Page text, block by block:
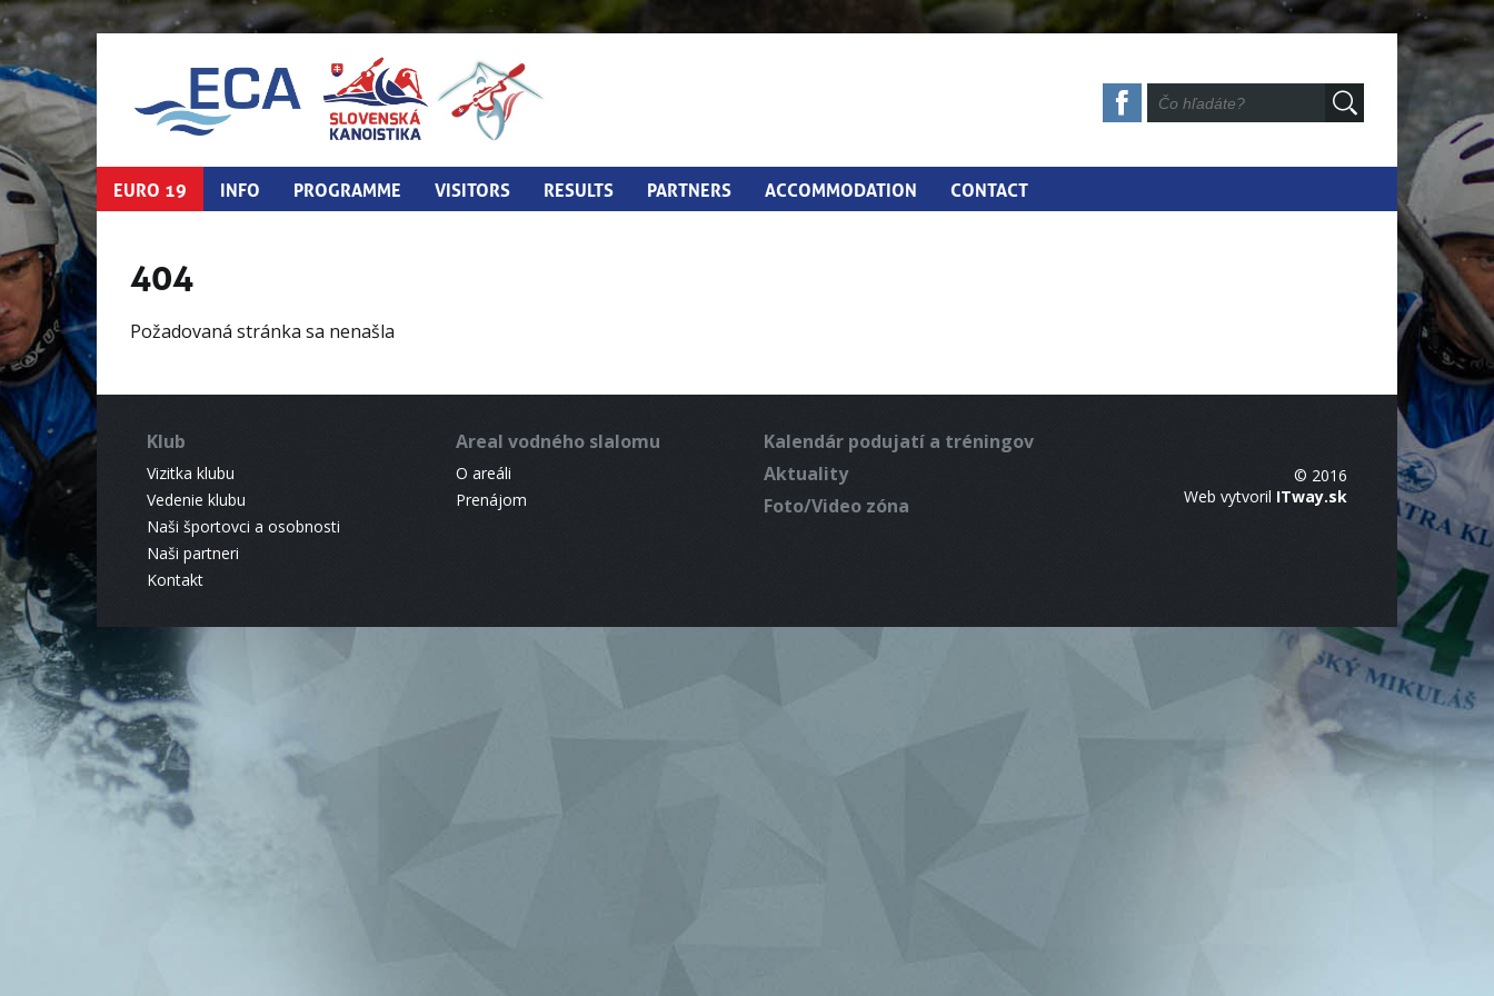
EURO 19 INFO PROGRAMME VISITORS RESULTS PARTNERS ACCOMMODATION CONTACT
404
Požadovaná stránka sa nenašla
Klub
Vizitka klubu
Vedenie klubu
Naši športovci a osobnosti
Naši partneri
Kontakt
Areal vodného slalomu
O areáli
Prenájom
Kalendár podujatí a tréningov
Aktuality
Foto/Video zóna
© 2016
Web vytvoril ITway.sk